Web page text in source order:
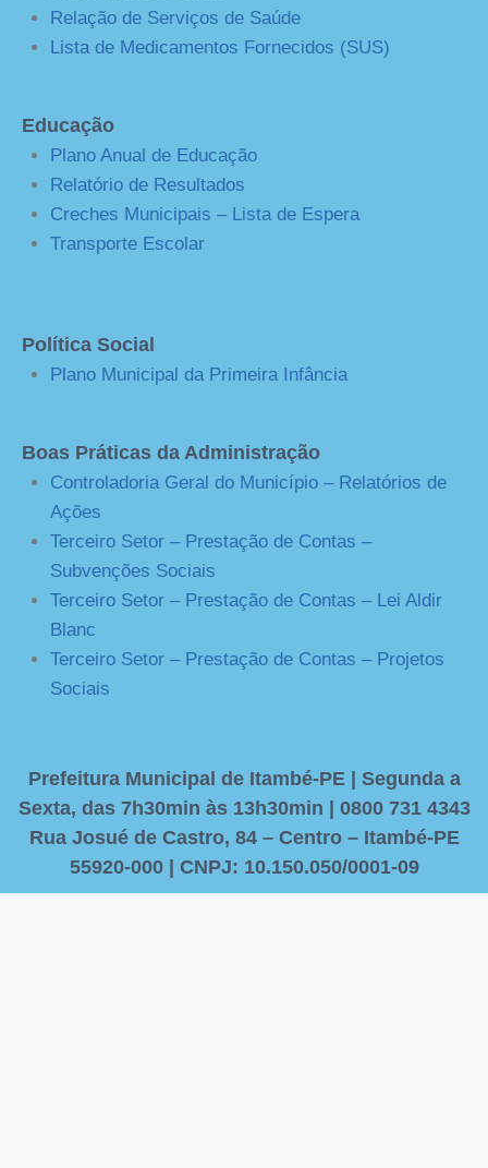
Relação de Serviços de Saúde
Lista de Medicamentos Fornecidos (SUS)
Educação
Plano Anual de Educação
Relatório de Resultados
Creches Municipais – Lista de Espera
Transporte Escolar
Política Social
Plano Municipal da Primeira Infância
Boas Práticas da Administração
Controladoria Geral do Município – Relatórios de
Ações
Terceiro Setor – Prestação de Contas –
Subvenções Sociais
Terceiro Setor – Prestação de Contas – Lei Aldir
Blanc
Terceiro Setor – Prestação de Contas – Projetos
Sociais
Prefeitura Municipal de Itambé-PE | Segunda a
Sexta, das 7h30min às 13h30min | 0800 731 4343
Rua Josué de Castro, 84 – Centro – Itambé-PE
55920-000 | CNPJ: 10.150.050/0001-09